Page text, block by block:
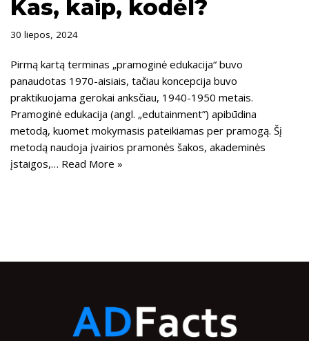
Kas, kaip, kodėl?
30 liepos, 2024
Pirmą kartą terminas „pramoginė edukacija“ buvo
panaudotas 1970-aisiais, tačiau koncepcija buvo
praktikuojama gerokai anksčiau, 1940-1950 metais.
Pramoginė edukacija (angl. „edutainment”) apibūdina
metodą, kuomet mokymasis pateikiamas per pramogą. Šį
metodą naudoja įvairios pramonės šakos, akademinės
įstaigos,… Read More »